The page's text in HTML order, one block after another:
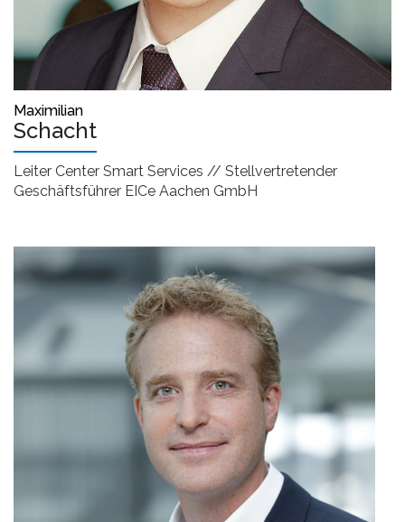
Maximilian
Schacht
Leiter Center Smart Services // Stellvertretender
Geschäftsführer EICe Aachen GmbH